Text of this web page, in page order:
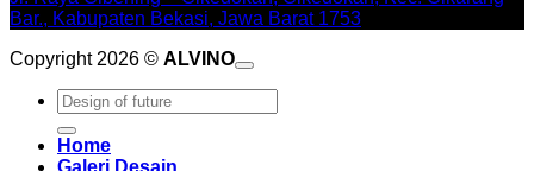
Bar., Kabupaten Bekasi, Jawa Barat 1753
Copyright 2026 © ALVINO
Pencarian
untuk:
Home